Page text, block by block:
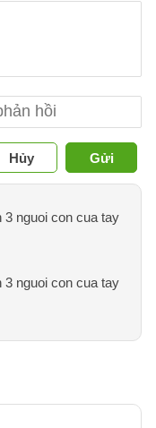
Hủy
Gửi
3 nguoi con cua tay
3 nguoi con cua tay